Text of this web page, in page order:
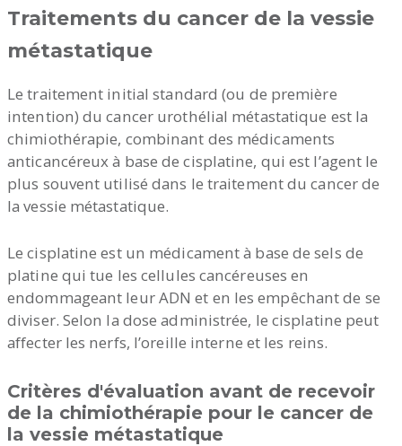
Traitements du cancer de la vessie
métastatique
Le traitement initial standard (ou de première
intention) du cancer urothélial métastatique est la
chimiothérapie, combinant des médicaments
anticancéreux à base de cisplatine, qui est l’agent le
plus souvent utilisé dans le traitement du cancer de
la vessie métastatique.
Le cisplatine est un médicament à base de sels de
platine qui tue les cellules cancéreuses en
endommageant leur ADN et en les empêchant de se
diviser. Selon la dose administrée, le cisplatine peut
affecter les nerfs, l’oreille interne et les reins.
Critères d'évaluation avant de recevoir
de la chimiothérapie pour le cancer de
la vessie métastatique